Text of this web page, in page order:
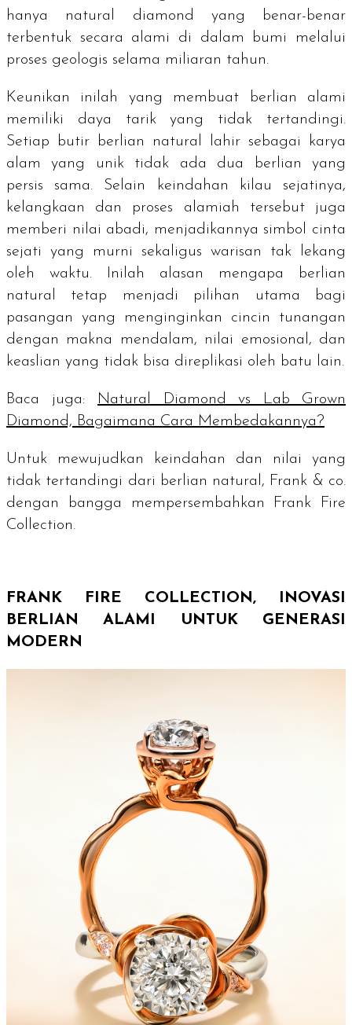
hanya natural diamond yang benar-benar
terbentuk secara alami di dalam bumi melalui
proses geologis selama miliaran tahun.
Keunikan inilah yang membuat berlian alami
memiliki daya tarik yang tidak tertandingi.
Setiap butir berlian natural lahir sebagai karya
alam yang unik tidak ada dua berlian yang
persis sama. Selain keindahan kilau sejatinya,
kelangkaan dan proses alamiah tersebut juga
memberi nilai abadi, menjadikannya simbol cinta
sejati yang murni sekaligus warisan tak lekang
oleh waktu. Inilah alasan mengapa berlian
natural tetap menjadi pilihan utama bagi
pasangan yang menginginkan cincin tunangan
dengan makna mendalam, nilai emosional, dan
keaslian yang tidak bisa direplikasi oleh batu lain.
Baca juga: Natural Diamond vs Lab Grown
Diamond, Bagaimana Cara Membedakannya?
Untuk mewujudkan keindahan dan nilai yang
tidak tertandingi dari berlian natural, Frank & co.
dengan bangga mempersembahkan Frank Fire
Collection.
FRANK FIRE COLLECTION, INOVASI
BERLIAN ALAMI UNTUK GENERASI
MODERN